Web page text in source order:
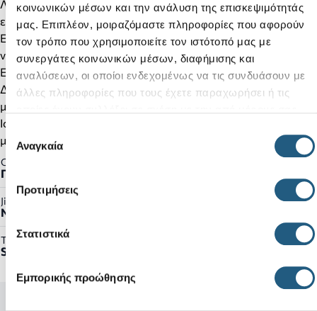
κοινωνικών μέσων και την ανάλυση της επισκεψιμότητάς
μας. Επιπλέον, μοιραζόμαστε πληροφορίες που αφορούν
τον τρόπο που χρησιμοποιείτε τον ιστότοπό μας με
συνεργάτες κοινωνικών μέσων, διαφήμισης και
αναλύσεων, οι οποίοι ενδεχομένως να τις συνδυάσουν με
άλλες πληροφορίες που τους έχετε παραχωρήσει ή τις
Επιλογή
συγκατάθεσης
Αναγκαία
Προτιμήσεις
Στατιστικά
Εμπορικής προώθησης
Λουράκι στη φτέρνα και στον αστράγαλο για πιο ασφαλή
εφαρμογή
Επάνω κλείσιμο με διπλό άγκιστρο και θηλιά με ιμάντες
velcro
Ελαφρύ και ευκολοφόρετο
Διακοσμήστε τα με Jibbitz™ charms ώστε να το κάνετε
μοναδικό
Iconic Crocs Comfort™: Ελαφρύ. Εύκαμπτος. Άνεση 360
μοιρών.
Gender:
Παιδικό
Jibbitz™ Ready:
Ναι
Τύπος Προϊόντος:
Sandals